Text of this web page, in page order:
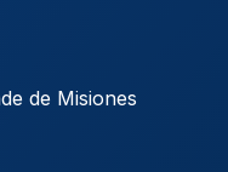
de Misiones